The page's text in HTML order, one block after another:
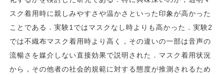
スク着用時に親しみやすさや温かさといった印象が高かった
ことである．実験1ではマスクなし時よりも高かった．実験2
では不織布マスク着用時より高く，その違いの一部は音声の
流暢さを媒介しない直接効果で説明された．マスク着用状況
から，その他者の社会的規範に対する態度が推測されるため